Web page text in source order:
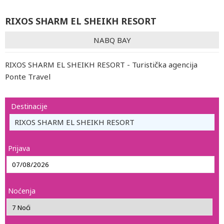
RIXOS SHARM EL SHEIKH RESORT
NABQ BAY
RIXOS SHARM EL SHEIKH RESORT - Turistička agencija
Ponte Travel
Destinacije
RIXOS SHARM EL SHEIKH RESORT
Prijava
Noćenja